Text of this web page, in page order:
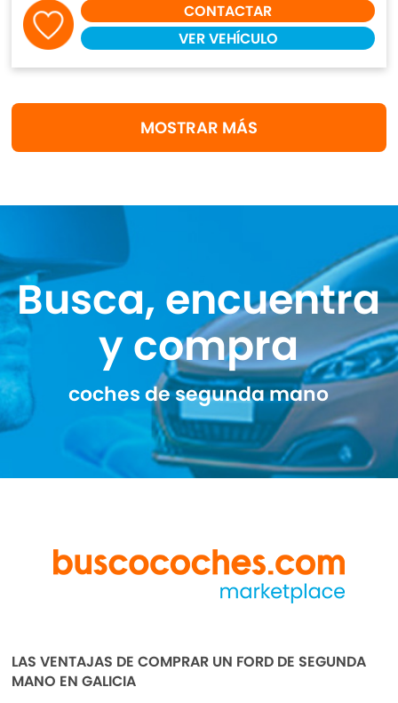
CONTACTAR
VER VEHÍCULO
MOSTRAR MÁS
Busca, encuentra
y compra
coches de segunda mano
LAS VENTAJAS DE COMPRAR UN FORD DE SEGUNDA
MANO EN GALICIA